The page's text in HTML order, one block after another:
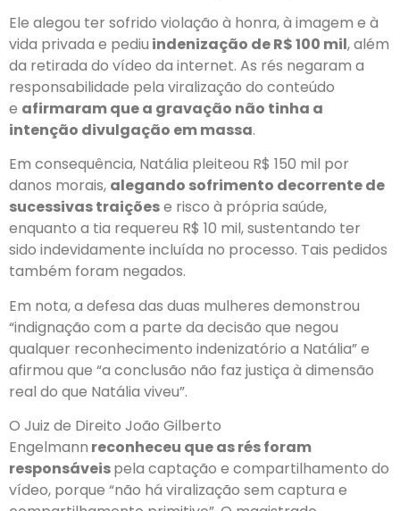
Ele alegou ter sofrido violação à honra, à imagem e à
vida privada e pediu indenização de R$ 100 mil, além
da retirada do vídeo da internet. As rés negaram a
responsabilidade pela viralização do conteúdo
e afirmaram que a gravação não tinha a
intenção divulgação em massa.
Em consequência, Natália pleiteou R$ 150 mil por
danos morais, alegando sofrimento decorrente de
sucessivas traiçõese risco à própria saúde,
enquanto a tia requereu R$ 10 mil,sustentando ter
sido indevidamente incluída no processo. Tais pedidos
também foram negados.
Em nota, a defesa das duas mulheres demonstrou
“indignação com a parte da decisão que negou
qualquer reconhecimento indenizatório a Natália” e
afirmou que “a conclusão não faz justiça à dimensão
real do que Natália viveu”.
O Juiz de Direito João Gilberto
Engelmann reconheceu que as rés foram
responsáveispela captação e compartilhamento do
vídeo, porque “não há viralização sem captura e